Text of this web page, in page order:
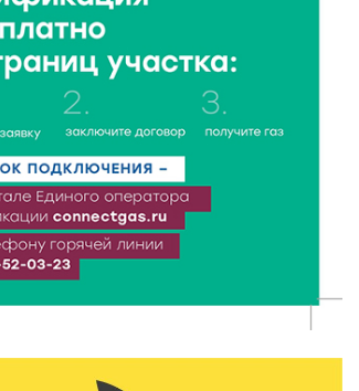
20:02 285
чтобы мозг работал лучше:
фитнес ‑ специалиста Александра
19:02 305
лаборатории в школах: Тверская
масштабный экопроект